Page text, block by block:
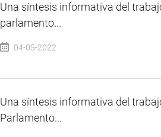
Una síntesis informativa del
parlamento...
04-05-2022
Una síntesis informativa del
Parlamento...